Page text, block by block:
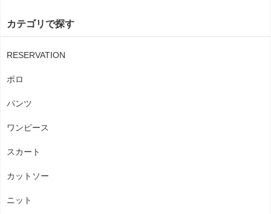
カテゴリで探す
RESERVATION
ポロ
パンツ
ワンピース
スカート
カットソー
ニット